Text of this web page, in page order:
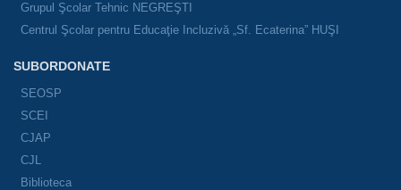
Grupul Şcolar Tehnic NEGREŞTI
Centrul Şcolar pentru Educaţie Incluzivă „Sf. Ecaterina” HUŞI
SUBORDONATE
SEOSP
SCEI
CJAP
CJL
Biblioteca